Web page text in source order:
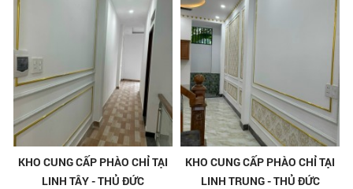
KHO CUNG CẤP PHÀO CHỈ TẠI
LINH TÂY - THỦ ĐỨC
KHO CUNG CẤP PHÀO CHỈ TẠI
LINH TRUNG - THỦ ĐỨC